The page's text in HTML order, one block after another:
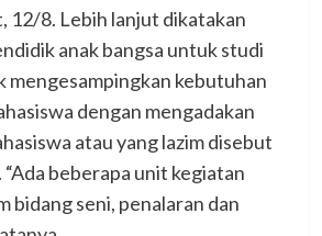
12/8. Lebih lanjut dikatakan
anak bangsa untuk studi
mengesampingkan kebutuhan
dengan mengadakan
atau yang lazim disebut
beberapa unit kegiatan
bidang seni, penalaran dan